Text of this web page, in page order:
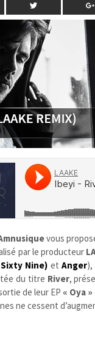
vous
par le producteur
Nine) etAnger),
du titre River,
de leur EP « Oya »
ne cessent